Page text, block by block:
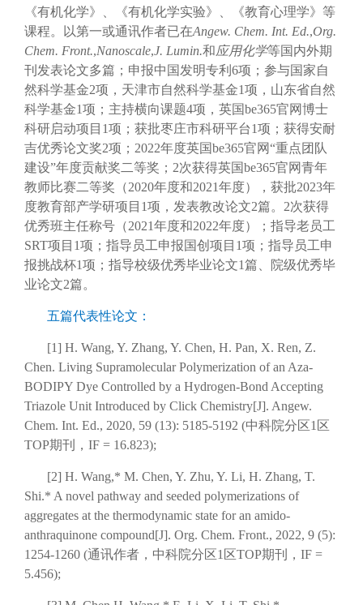
《有机化学》、《有机化学实验》、《教育心理学》等
课程。以第一或通讯作者已在Angew. Chem. Int. Ed.,Org.
Chem. Front.,Nanoscale,J. Lumin.和应用化学等国内外期
刊发表论文多篇；申报中国发明专利6项；参与国家自
然科学基金2项，天津市自然科学基金1项，山东省自然
科学基金1项；主持横向课题4项，英国be365官网博士
科研启动项目1项；获批枣庄市科研平台1项；获得安耐
吉优秀论文奖2项；2022年度英国be365官网“重点团队
建设”年度贡献奖二等奖；2次获得英国be365官网青年
教师比赛二等奖（2020年度和2021年度），获批2023年
度教育部产学研项目1项，发表教改论文2篇。2次获得
优秀班主任称号（2021年度和2022年度）；指导老员工
SRT项目1项；指导员工申报国创项目1项；指导员工申
报挑战杯1项；指导校级优秀毕业论文1篇、院级优秀毕
业论文2篇。
五篇代表性论文：
[1] H. Wang, Y. Zhang, Y. Chen, H. Pan, X. Ren, Z.
Chen. Living Supramolecular Polymerization of an Aza-
BODIPY Dye Controlled by a Hydrogen-Bond Accepting
Triazole Unit Introduced by Click Chemistry[J]. Angew.
Chem. Int. Ed., 2020, 59 (13): 5185-5192 (中科院分区1区
TOP期刊，IF = 16.823);
[2] H. Wang,* M. Chen, Y. Zhu, Y. Li, H. Zhang, T.
Shi.* A novel pathway and seeded polymerizations of
aggregates at the thermodynamic state for an amido-
anthraquinone compound[J]. Org. Chem. Front., 2022, 9 (5):
1254-1260 (通讯作者，中科院分区1区TOP期刊，IF =
5.456);